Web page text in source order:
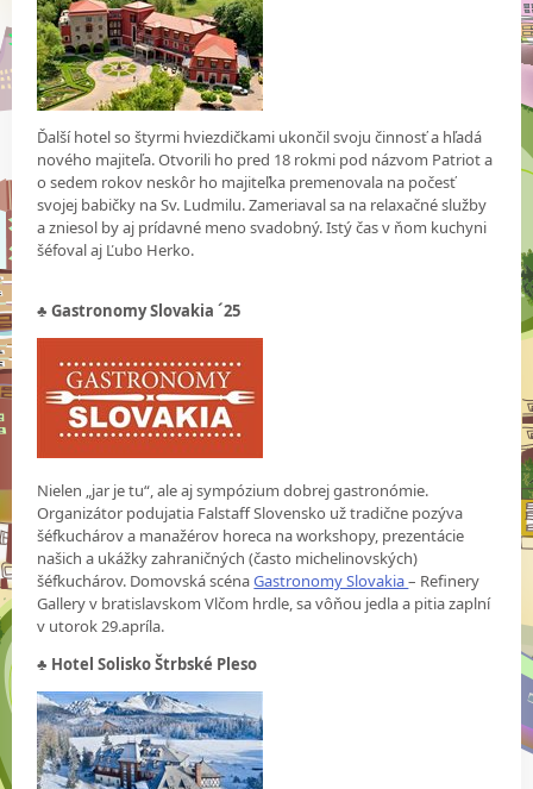
Ďalší hotel so štyrmi hviezdičkami ukončil svoju činnosť a hľadá
nového majiteľa. Otvorili ho pred 18 rokmi pod názvom Patriot a
o sedem rokov neskôr ho majiteľka premenovala na počesť
svojej babičky na Sv. Ludmilu. Zameriaval sa na relaxačné služby
a zniesol by aj prídavné meno svadobný. Istý čas v ňom kuchyni
šéfoval aj Ľubo Herko.
♣Gastronomy Slovakia ´25
Nielen „jar je tu“, ale aj sympózium dobrej gastronómie.
Organizátor podujatia Falstaff Slovensko už tradične pozýva
šéfkuchárov a manažérov horeca na workshopy, prezentácie
našich a ukážky zahraničných (často michelinovských)
šéfkuchárov. Domovská scénaGastronomy Slovakia– Refinery
Gallery v bratislavskom Vlčom hrdle, sa vôňou jedla a pitia zaplní
v utorok 29.apríla.
♣ Hotel Solisko Štrbské Pleso